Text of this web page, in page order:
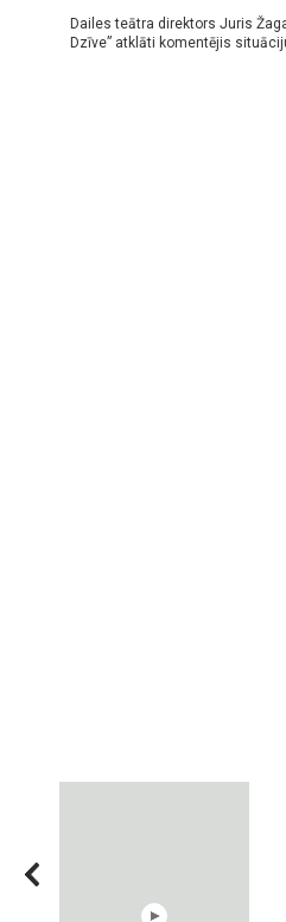
Dailes teātra direktors Juris
Dzīve” atklāti komentējis